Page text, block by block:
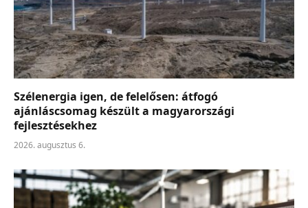
Szélenergia igen, de felelősen: átfogó
ajánláscsomag készült a magyarországi
fejlesztésekhez
2026. augusztus 6.